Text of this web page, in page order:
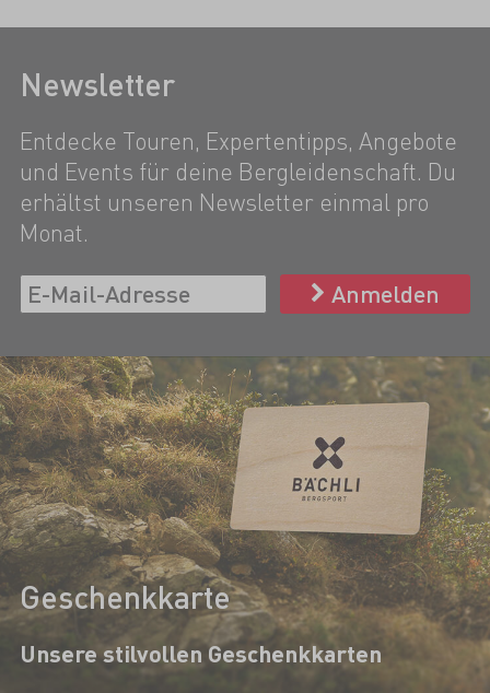
Newsletter
Entdecke Touren, Expertentipps, Angebote
und Events für deine Bergleidenschaft. Du
erhältst unseren Newsletter einmal pro
Monat.
Anmelden
Geschenkkarte
Unsere stilvollen Geschenkkarten